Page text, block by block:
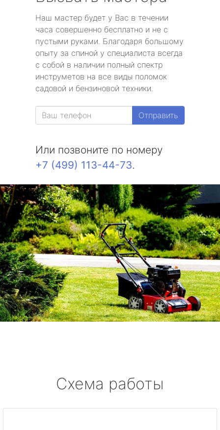
Наш мастер будет у Вас в течении
часа совершенно бесплатно и не с
пустыми руками. Благодаря большому
опыту за спиной у специалиста всегда
с собой в наличии полный спектр
инструметов на все виды поломок
садовой и бензиновой техники.
Отправить
Или позвоните по номеру
+7 (499) 113-44-73.
Схема работы